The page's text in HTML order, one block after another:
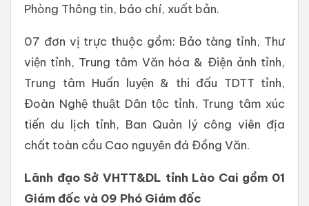
Phòng Thông tin, báo chí, xuất bản.
07 đơn vị trực thuộc gồm: Bảo tàng tỉnh, Thư
viện tỉnh, Trung tâm Văn hóa & Điện ảnh tỉnh,
Trung tâm Huấn luyện & thi đấu TDTT tỉnh,
Đoàn Nghệ thuật Dân tộc tỉnh, Trung tâm xúc
tiến du lịch tỉnh, Ban Quản lý công viên địa
chất toàn cầu Cao nguyên đá Đồng Văn.
Lãnh đạo Sở VHTT&DL tỉnh Lào Cai gồm 01
Giám đốc và 09 Phó Giám đốc